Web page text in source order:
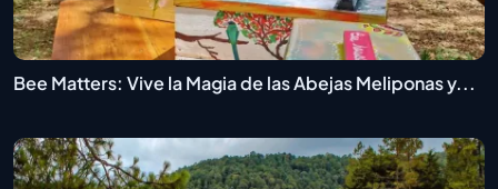
Bee Matters: Vive la Magia de las Abejas Meliponas y...